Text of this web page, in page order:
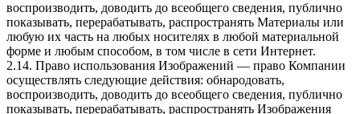
воспроизводить, доводить до всеобщего сведения, публично
показывать, перерабатывать, распространять Материалы или
любую их часть на любых носителях в любой материальной
форме и любым способом, в том числе в сети Интернет.
2.14. Право использования Изображений — право Компании
осуществлять следующие действия: обнародовать,
воспроизводить, доводить до всеобщего сведения, публично
показывать, перерабатывать, распространять Изображения